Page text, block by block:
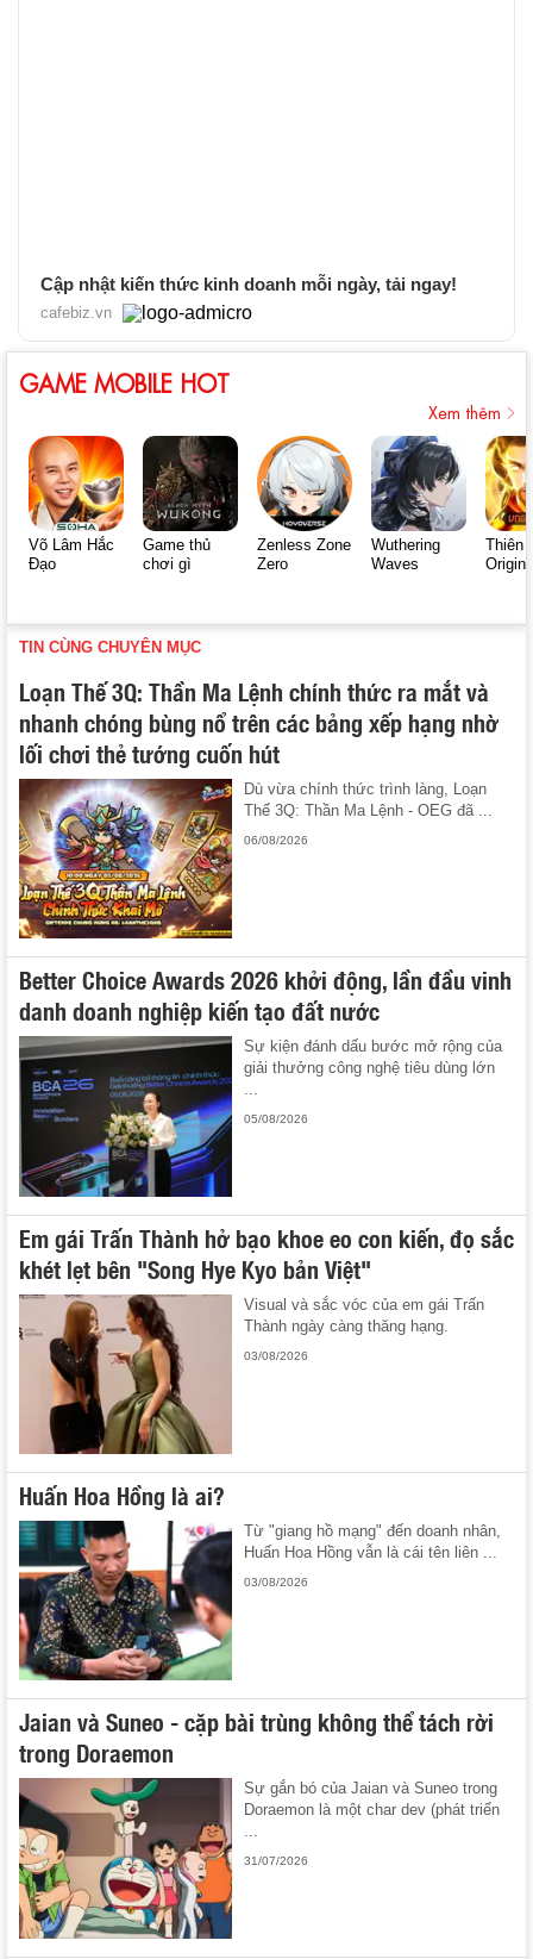
Cập nhật kiến thức kinh doanh mỗi ngày, tải ngay!
cafebiz.vn
GAME MOBILE HOT
Xem thêm
Võ Lâm Hắc
Đạo
Game thủ
chơi gì
Zenless Zone
Zero
Wuthering
Waves
Thiên
Origin
TIN CÙNG CHUYÊN MỤC
Loạn Thế 3Q: Thần Ma Lệnh chính thức ra mắt và
nhanh chóng bùng nổ trên các bảng xếp hạng nhờ
lối chơi thẻ tướng cuốn hút
Dù vừa chính thức trình làng, Loạn
Thế 3Q: Thần Ma Lệnh - OEG đã ...
06/08/2026
Better Choice Awards 2026 khởi động, lần đầu vinh
danh doanh nghiệp kiến tạo đất nước
Sự kiện đánh dấu bước mở rộng của
giải thưởng công nghệ tiêu dùng lớn
...
05/08/2026
Em gái Trấn Thành hở bạo khoe eo con kiến, đọ sắc
khét lẹt bên "Song Hye Kyo bản Việt"
Visual và sắc vóc của em gái Trấn
Thành ngày càng thăng hạng.
03/08/2026
Huấn Hoa Hồng là ai?
Từ "giang hồ mạng" đến doanh nhân,
Huấn Hoa Hồng vẫn là cái tên liên ...
03/08/2026
Jaian và Suneo - cặp bài trùng không thể tách rời
trong Doraemon
Sự gắn bó của Jaian và Suneo trong
Doraemon là một char dev (phát triển
...
31/07/2026